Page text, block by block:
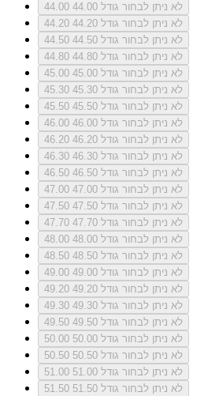
44.00
לא ניתן לבחור גודל 44.00
44.20
לא ניתן לבחור גודל 44.20
44.50
לא ניתן לבחור גודל 44.50
44.80
לא ניתן לבחור גודל 44.80
45.00
לא ניתן לבחור גודל 45.00
45.30
לא ניתן לבחור גודל 45.30
45.50
לא ניתן לבחור גודל 45.50
46.00
לא ניתן לבחור גודל 46.00
46.20
לא ניתן לבחור גודל 46.20
46.30
לא ניתן לבחור גודל 46.30
46.50
לא ניתן לבחור גודל 46.50
47.00
לא ניתן לבחור גודל 47.00
47.50
לא ניתן לבחור גודל 47.50
47.70
לא ניתן לבחור גודל 47.70
48.00
לא ניתן לבחור גודל 48.00
48.50
לא ניתן לבחור גודל 48.50
49.00
לא ניתן לבחור גודל 49.00
49.20
לא ניתן לבחור גודל 49.20
49.30
לא ניתן לבחור גודל 49.30
49.50
לא ניתן לבחור גודל 49.50
50.00
לא ניתן לבחור גודל 50.00
50.50
לא ניתן לבחור גודל 50.50
51.00
לא ניתן לבחור גודל 51.00
51.50
לא ניתן לבחור גודל 51.50